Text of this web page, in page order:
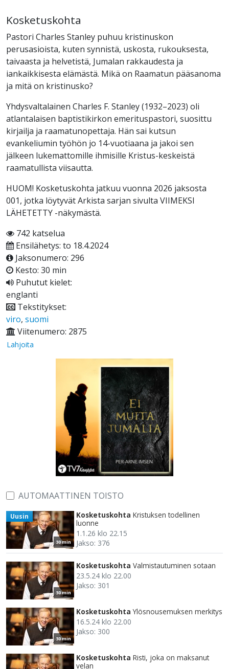
Kosketuskohta
Pastori Charles Stanley puhuu kristinuskon
perusasioista, kuten synnistä, uskosta, rukouksesta,
taivaasta ja helvetistä, Jumalan rakkaudesta ja
iankaikkisesta elämästä. Mikä on Raamatun pääsanoma
ja mitä on kristinusko?
Yhdysvaltalainen Charles F. Stanley (1932–2023) oli
atlantalaisen baptistikirkon emerituspastori, suosittu
kirjailja ja raamatunopettaja. Hän sai kutsun
evankeliumin työhön jo 14-vuotiaana ja jakoi sen
jälkeen lukemattomille ihmisille Kristus-keskeistä
raamatullista viisautta.
HUOM! Kosketuskohta jatkuu vuonna 2026 jaksosta
001, jotka löytyvät Arkista sarjan sivulta VIIMEKSI
LÄHETETTY -näkymästä.
742 katselua
Ensilähetys: to 18.4.2024
Jaksonumero: 296
Kesto: 30 min
Puhutut kielet:
englanti
Tekstitykset:
viro, suomi
Viitenumero: 2875
Lahjoita
AUTOMAATTINEN TOISTO
30 min
Uusin Kosketuskohta Kristuksen todellinen
luonne
1.1.26 klo 22.15
Jakso: 376
30 min
Kosketuskohta Valmistautuminen sotaan
23.5.24 klo 22.00
Jakso: 301
30 min
Kosketuskohta Ylösnousemuksen merkitys
16.5.24 klo 22.00
Jakso: 300
Kosketuskohta Risti, joka on maksanut
velan